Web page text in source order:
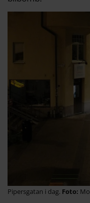
Pipersgatan i dag.